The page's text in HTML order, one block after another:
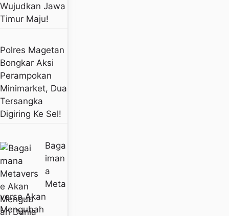
Wujudkan Jawa
Timur Maju!
Polres Magetan
Bongkar Aksi
Perampokan
Minimarket, Dua
Tersangka
Digiring Ke Sel!
Baga
Iman
A
Meta
Verse Akan
Mengubah